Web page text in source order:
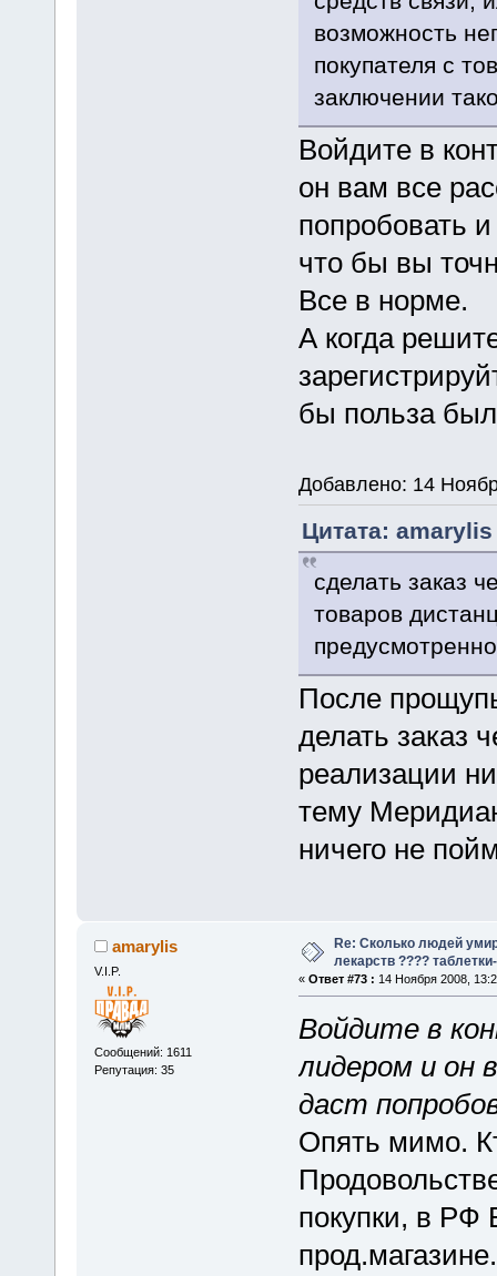
возможность
покупателя с
заключении
Войдите в
он вам все
попробовать
что бы вы
Все в норме.
А когда
бы польза
Добавлено: 14
Цитата:
сделать заказ
товаров
предусмотренно
После
делать заказ
реализации
тему
ничего не
amarylis
V.I.P.
Сообщений: 1611
Репутация: 35
Re: Сколько людей
лекарств ????
« Ответ #73 : 14 Ноября 2008,
Войдите в
лидером и он
даст
Опять мимо.
покупки, в РФ